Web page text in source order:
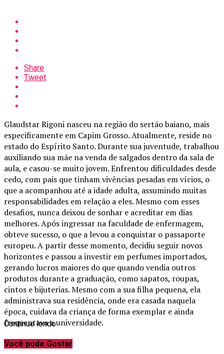
Share
Tweet
Glaudstar Rigoni nasceu na região do sertão baiano, mais
especificamente em Capim Grosso. Atualmente, reside no
estado do Espírito Santo. Durante sua juventude, trabalhou
auxiliando sua mãe na venda de salgados dentro da sala de
aula, e casou-se muito jovem. Enfrentou dificuldades desde
cedo, com pais que tinham vivências pesadas em vícios, o
que a acompanhou até a idade adulta, assumindo muitas
responsabilidades em relação a eles. Mesmo com esses
desafios, nunca deixou de sonhar e acreditar em dias
melhores. Após ingressar na faculdade de enfermagem,
obteve sucesso, o que a levou a conquistar o passaporte
europeu. A partir desse momento, decidiu seguir novos
horizontes e passou a investir em perfumes importados,
gerando lucros maiores do que quando vendia outros
produtos durante a graduação, como sapatos, roupas,
cintos e bijuterias. Mesmo com a sua filha pequena, ela
administrava sua residência, onde era casada naquela
época, cuidava da criança de forma exemplar e ainda
frequentava a universidade.
Continue lendo
Você pode Gostar